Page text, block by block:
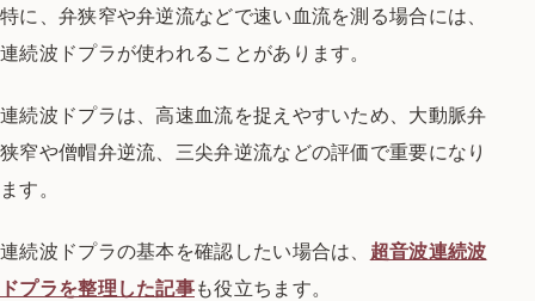
特に、弁狭窄や弁逆流などで速い血流を測る場合には、
連続波ドプラが使われることがあります。
連続波ドプラは、高速血流を捉えやすいため、大動脈弁
狭窄や僧帽弁逆流、三尖弁逆流などの評価で重要になり
ます。
連続波ドプラの基本を確認したい場合は、 超音波連続波
ドプラを整理した記事も役立ちます。